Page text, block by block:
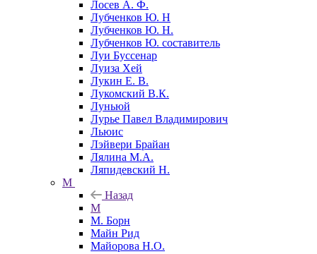
Лосев А. Ф.
Лубченков Ю. Н
Лубченков Ю. Н.
Лубченков Ю. составитель
Луи Буссенар
Луиза Хей
Лукин Е. В.
Лукомский В.К.
Луньюй
Лурье Павел Владимирович
Льюис
Лэйвери Брайан
Лялина М.А.
Ляпидевский Н.
М
Назад
М
М. Борн
Майн Рид
Майорова Н.О.